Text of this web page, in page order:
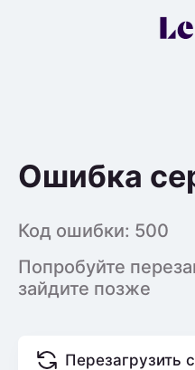
Ошибка
Код ошибки: 500
Попробуйте
зайдите позже
Перезагрузить